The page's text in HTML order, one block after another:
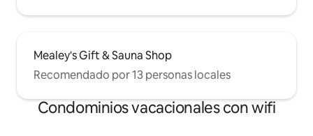
Mealey's Gift & Sauna Shop
Recomendado por 13 personas locales
Condominios vacacionales con wifi